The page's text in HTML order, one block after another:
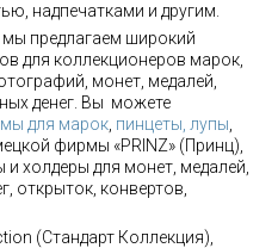
надпечатками и другим.
мы предлагаем широкий
для коллекционеров марок,
монет, медалей,
денег. Вы можете
для марок пинцеты, лупы
фирмы «PRINZ» (Принц),
холдеры для монет, медалей,
открыток, конвертов,
(Стандарт Коллекция),